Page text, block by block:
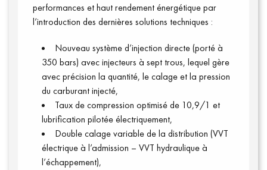
Annuaire presse
performances et haut rendement énergétique par
l’introduction des dernières solutions techniques :
Nouveau système d’injection directe (porté à
350 bars) avec injecteurs à sept trous, lequel gère
avec précision la quantité, le calage et la pression
du carburant injecté,
Taux de compression optimisé de 10,9/1 et
lubrification pilotée électriquement,
Double calage variable de la distribution (VVT
électrique à l’admission – VVT hydraulique à
l’échappement),